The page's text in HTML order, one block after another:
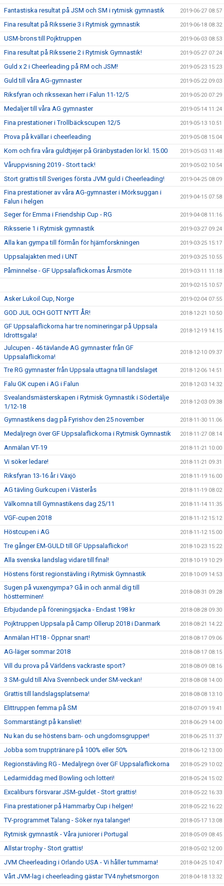
Fantastiska resultat på JSM och SM i rytmisk gymnastik 2019-06-27 08:57
Fina resultat på Riksserie 3 i Rytmisk gymnastik 2019-06-18 08:32
USM-brons till Pojktruppen 2019-06-03 08:53
Fina resultat på Riksserie 2 i Rytmisk Gymnastik! 2019-05-27 07:24
Guld x 2 i Cheerleading på RM och JSM! 2019-05-23 15:23
Guld till våra AG-gymnaster 2019-05-22 09:03
Riksfyran och rikssexan herr i Falun 11-12/5 2019-05-20 07:29
Medaljer till våra AG gymnaster 2019-05-14 11:24
Fina prestationer i Trollbäckscupen 12/5 2019-05-13 10:51
Prova på kvällar i cheerleading 2019-05-08 15:04
Kom och fira våra guldtjejer på Gränbystaden lör kl. 15.00 2019-05-03 11:48
Våruppvisning 2019 - Stort tack! 2019-05-02 10:54
Stort grattis till Sveriges första JVM guld i Cheerleading! 2019-04-25 08:09
Fina prestationer av våra AG-gymnaster i Mörksuggan i
Falun i helgen
2019-04-15 07:58
Seger för Emma i Friendship Cup - RG 2019-04-08 11:16
Riksserie 1 i Rytmisk gymnastik 2019-03-27 09:24
Alla kan gympa till förmån för hjärnforskningen 2019-03-25 15:17
Uppsalajakten med i UNT 2019-03-25 10:55
Påminnelse - GF Uppsalaflickornas Årsmöte 2019-03-11 11:18
2019-02-15 10:57
Asker Lukoil Cup, Norge 2019-02-04 07:55
GOD JUL OCH GOTT NYTT ÅR! 2018-12-21 10:50
GF Uppsalaflickorna har tre nomineringar på Uppsala
Idrottsgala!
2018-12-19 14:15
Julcupen - 46 tävlande AG gymnaster från GF
Uppsalaflickorna!
2018-12-10 09:37
Tre RG gymnaster från Uppsala uttagna till landslaget 2018-12-06 14:51
Falu GK cupen i AG i Falun 2018-12-03 14:32
Svealandsmästerskapen i Rytmisk Gymnastik i Södertälje
1/12-18
2018-12-03 09:38
Gymnastikens dag på Fyrishov den 25 november 2018-11-30 11:06
Medaljregn över GF Uppsalaflickorna i Rytmisk Gymnastik 2018-11-27 08:14
Anmälan VT-19 2018-11-21 10:00
Vi söker ledare! 2018-11-21 09:31
Riksfyran 13-16 år i Växjö 2018-11-19 16:00
AG tävling Gurkcupen i Västerås 2018-11-19 08:02
Välkomna till Gymnastikens dag 25/11 2018-11-14 11:35
VGF-cupen 2018 2018-11-12 15:12
Höstcupen i AG 2018-11-12 15:00
Tre gånger EM-GULD till GF Uppsalaflickor! 2018-10-23 15:22
Alla svenska landslag vidare till final! 2018-10-19 10:29
Höstens först regionstävling i Rytmisk Gymnastik 2018-10-09 14:53
Sugen på vuxengympa? Gå in och anmäl dig till
höstterminen!
2018-08-31 09:28
Erbjudande på föreningsjacka - Endast 198 kr 2018-08-28 09:30
Pojktruppen Uppsala på Camp Ollerup 2018 i Danmark 2018-08-21 14:22
Anmälan HT18 - Öppnar snart! 2018-08-17 09:06
AG-läger sommar 2018 2018-08-17 08:15
Vill du prova på Världens vackraste sport? 2018-08-09 08:16
3 SM-guld till Alva Svennbeck under SM-veckan! 2018-08-08 14:00
Grattis till landslagsplatserna! 2018-08-08 13:10
Elittruppen femma på SM 2018-07-09 19:41
Sommarstängt på kansliet! 2018-06-29 14:00
Nu kan du se höstens barn- och ungdomsgrupper! 2018-06-25 11:37
Jobba som trupptränare på 100% eller 50% 2018-06-12 13:00
Regionstävling RG - Medaljregn över GF Uppsalaflickorna 2018-05-29 10:02
Ledarmiddag med Bowling och lotteri! 2018-05-24 15:02
Excaliburs försvarar JSM-guldet - Stort grattis! 2018-05-22 16:33
Fina prestationer på Hammarby Cup i helgen! 2018-05-22 16:22
TV-programmet Talang - Söker nya talanger! 2018-05-17 13:08
Rytmisk gymnastik - Våra juniorer i Portugal 2018-05-09 08:45
Allstar trophy - Stort grattis! 2018-05-02 12:00
JVM Cheerleading i Orlando USA - Vi håller tummarna! 2018-04-25 10:47
Vårt JVM-lag i cheerleading gästar TV4 nyhetsmorgon 2018-04-18 13:32